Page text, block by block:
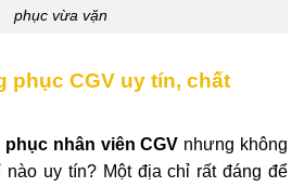
phục vừa vặn
phục CGV uy tín, chất
phục nhân viên CGV nhưng không
nào uy tín? Một địa chỉ rất đáng để